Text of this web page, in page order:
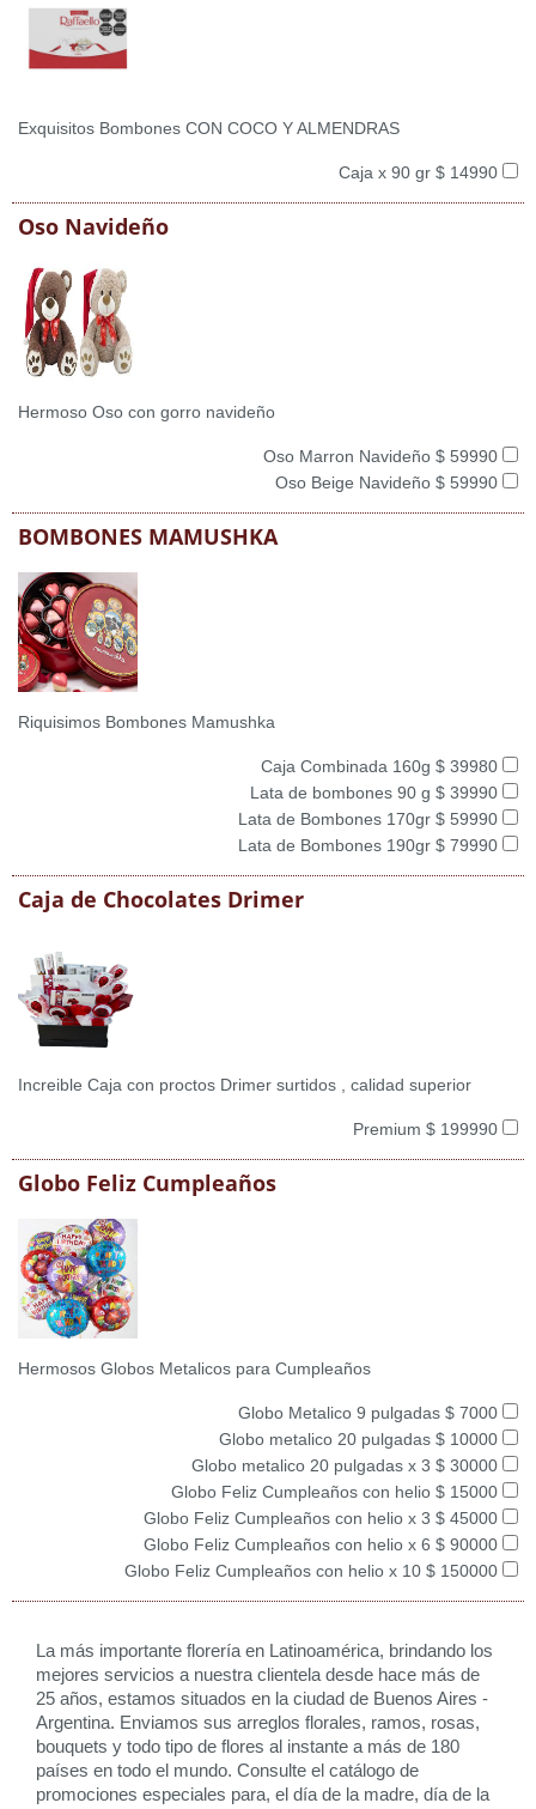
Exquisitos Bombones CON COCO Y ALMENDRAS
Caja x 90 gr $ 14990
Oso Navideño
Hermoso Oso con gorro navideño
Oso Marron Navideño $ 59990
Oso Beige Navideño $ 59990
BOMBONES MAMUSHKA
Riquisimos Bombones Mamushka
Caja Combinada 160g $ 39980
Lata de bombones 90 g $ 39990
Lata de Bombones 170gr $ 59990
Lata de Bombones 190gr $ 79990
Caja de Chocolates Drimer
Increible Caja con proctos Drimer surtidos , calidad superior
Premium $ 199990
Globo Feliz Cumpleaños
Hermosos Globos Metalicos para Cumpleaños
Globo Metalico 9 pulgadas $ 7000
Globo metalico 20 pulgadas $ 10000
Globo metalico 20 pulgadas x 3 $ 30000
Globo Feliz Cumpleaños con helio $ 15000
Globo Feliz Cumpleaños con helio x 3 $ 45000
Globo Feliz Cumpleaños con helio x 6 $ 90000
Globo Feliz Cumpleaños con helio x 10 $ 150000
La más importante florería en Latinoamérica, brindando los
mejores servicios a nuestra clientela desde hace más de
25 años, estamos situados en la ciudad de Buenos Aires -
Argentina. Enviamos sus arreglos florales, ramos, rosas,
bouquets y todo tipo de flores al instante a más de 180
países en todo el mundo. Consulte el catálogo de
promociones especiales para, el día de la madre, día de la